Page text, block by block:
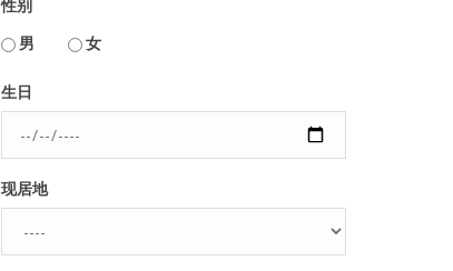
用户名或Email
记住我的登录状态
性别
男
女
生日
现居地